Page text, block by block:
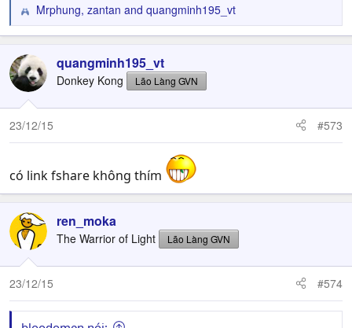
R
e
c
t
i
o
n
s
Mrphung, zantan and quangminh195_vt
quangminh195_vt
Donkey Kong Lão Làng GVN
23/12/15 #573
có link fshare không thím
ren_moka
The Warrior of Light Lão Làng GVN
23/12/15 #574